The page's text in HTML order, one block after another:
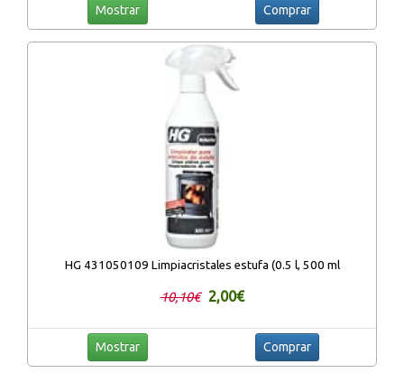
Mostrar Comprar
HG 431050109 Limpiacristales estufa (0.5 l, 500 ml
10,10€ 2,00€
Mostrar Comprar